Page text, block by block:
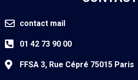
contact mail
01 42 73 90 00
FFSA 3, Rue Cépré 75015 Paris